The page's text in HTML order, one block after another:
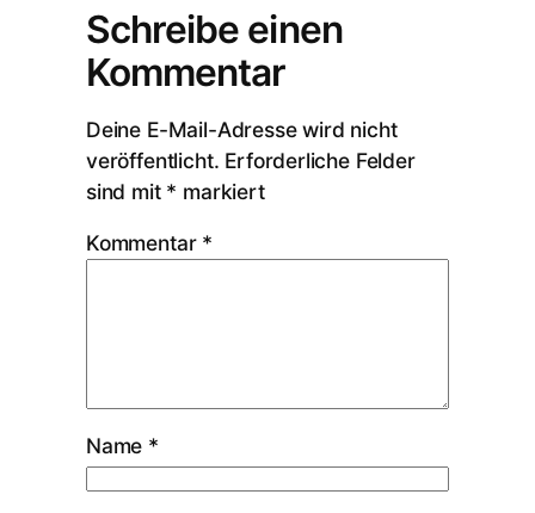
Schreibe einen
Kommentar
Deine E-Mail-Adresse wird nicht
veröffentlicht. Erforderliche Felder
sind mit * markiert
Kommentar *
Name *